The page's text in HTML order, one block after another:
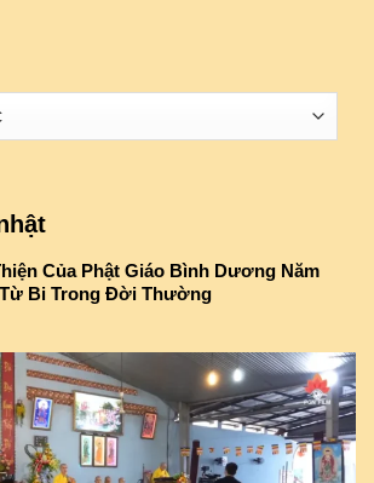
Của Phật Giáo Bình Dương Năm
Bi Trong Đời Thường